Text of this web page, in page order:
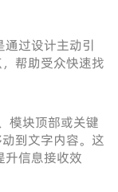
通过设计主动引
帮助受众快速找
模块顶部或关键
到文字内容。这
信息接收效